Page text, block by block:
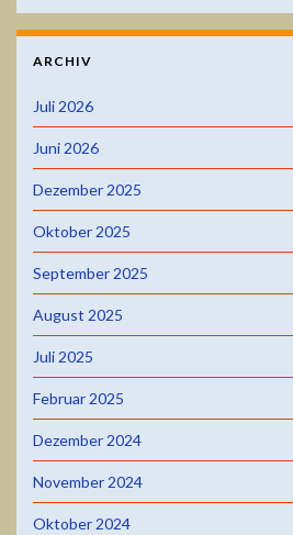
ARCHIV
Juli 2026
Juni 2026
Dezember 2025
Oktober 2025
September 2025
August 2025
Juli 2025
Februar 2025
Dezember 2024
November 2024
Oktober 2024